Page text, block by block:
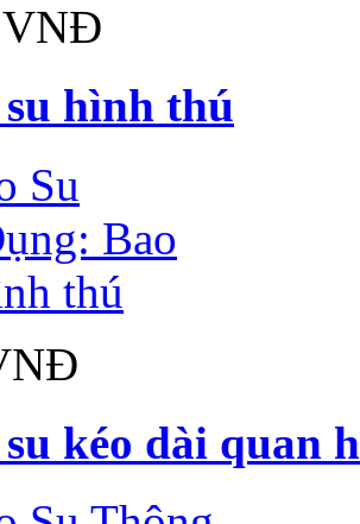
VNĐ
su hình thú
kéo dài quan